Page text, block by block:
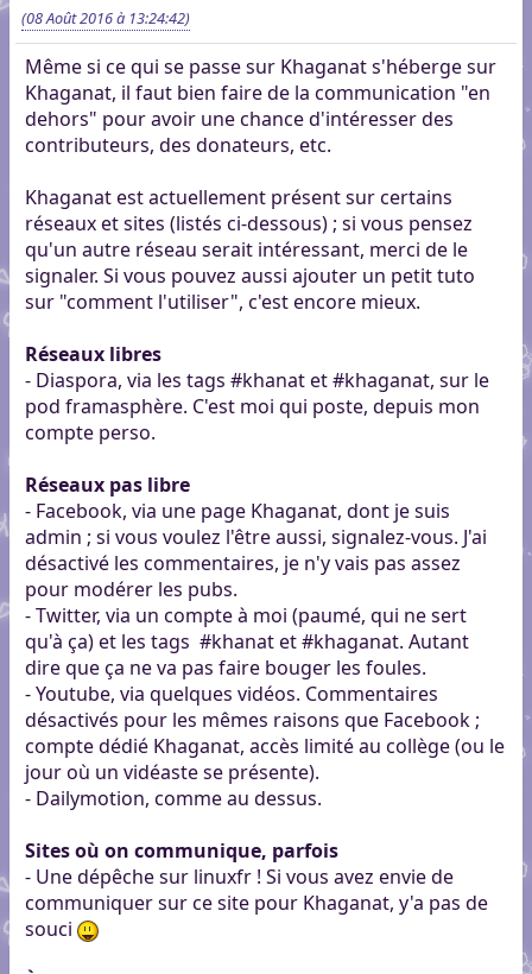
(08 Août 2016 à 13:24:42)
Même si ce qui se passe sur Khaganat s'héberge sur
Khaganat, il faut bien faire de la communication "en
dehors" pour avoir une chance d'intéresser des
contributeurs, des donateurs, etc.
Khaganat est actuellement présent sur certains
réseaux et sites (listés ci-dessous) ; si vous pensez
qu'un autre réseau serait intéressant, merci de le
signaler. Si vous pouvez aussi ajouter un petit tuto
sur "comment l'utiliser", c'est encore mieux.
Réseaux libres
- Diaspora, via les tags #khanat et #khaganat, sur le
pod framasphère. C'est moi qui poste, depuis mon
compte perso.
Réseaux pas libre
- Facebook, via une page Khaganat, dont je suis
admin ; si vous voulez l'être aussi, signalez-vous. J'ai
désactivé les commentaires, je n'y vais pas assez
pour modérer les pubs.
- Twitter, via un compte à moi (paumé, qui ne sert
qu'à ça) et les tags #khanat et #khaganat. Autant
dire que ça ne va pas faire bouger les foules.
- Youtube, via quelques vidéos. Commentaires
désactivés pour les mêmes raisons que Facebook ;
compte dédié Khaganat, accès limité au collège (ou le
jour où un vidéaste se présente).
- Dailymotion, comme au dessus.
Sites où on communique, parfois
- Une dépêche sur linuxfr ! Si vous avez envie de
communiquer sur ce site pour Khaganat, y'a pas de
souci